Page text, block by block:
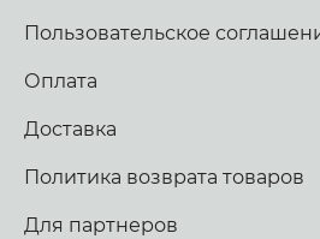
Пользовательское
Оплата
Доставка
Политика возврата товаров
Для партнеров